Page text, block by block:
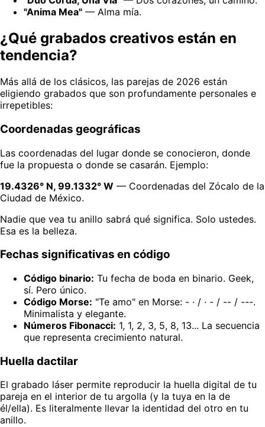
"Anima Mea" — Alma mía.
¿Qué grabados creativos están en
tendencia?
Más allá de los clásicos, las parejas de 2026 están
eligiendo grabados que son profundamente personales e
irrepetibles:
Coordenadas geográficas
Las coordenadas del lugar donde se conocieron, donde
fue la propuesta o donde se casarán. Ejemplo:
19.4326° N, 99.1332° W — Coordenadas del Zócalo de la
Ciudad de México.
Nadie que vea tu anillo sabrá qué significa. Solo ustedes.
Esa es la belleza.
Fechas significativas en código
Código binario: Tu fecha de boda en binario. Geek,
sí. Pero único.
Código Morse: "Te amo" en Morse: - · / · - / -- / ---.
Minimalista y elegante.
Números Fibonacci: 1, 1, 2, 3, 5, 8, 13... La secuencia
que representa crecimiento natural.
Huella dactilar
El grabado láser permite reproducir la huella digital de tu
pareja en el interior de tu argolla (y la tuya en la de
él/ella). Es literalmente llevar la identidad del otro en tu
anillo.